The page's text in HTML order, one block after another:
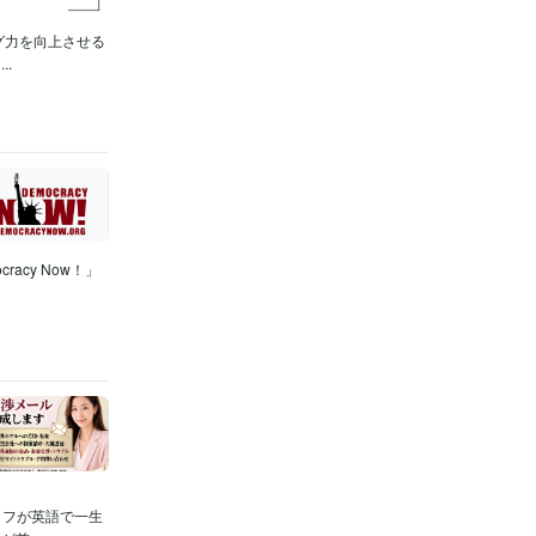
を向上させる
Now！」
が英語で一生